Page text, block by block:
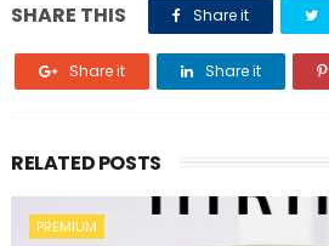
SHARE THIS Share it
Share it Share it
RELATED POSTS
PREMIUM